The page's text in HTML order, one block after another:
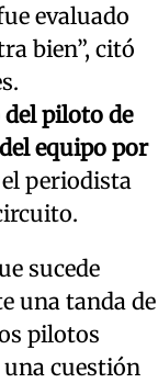
evaluado
bien”, citó
piloto de
equipo por
periodista
sucede
una tanda de
pilotos
cuestión